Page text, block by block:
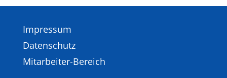
Impressum
Datenschutz
Mitarbeiter-Bereich